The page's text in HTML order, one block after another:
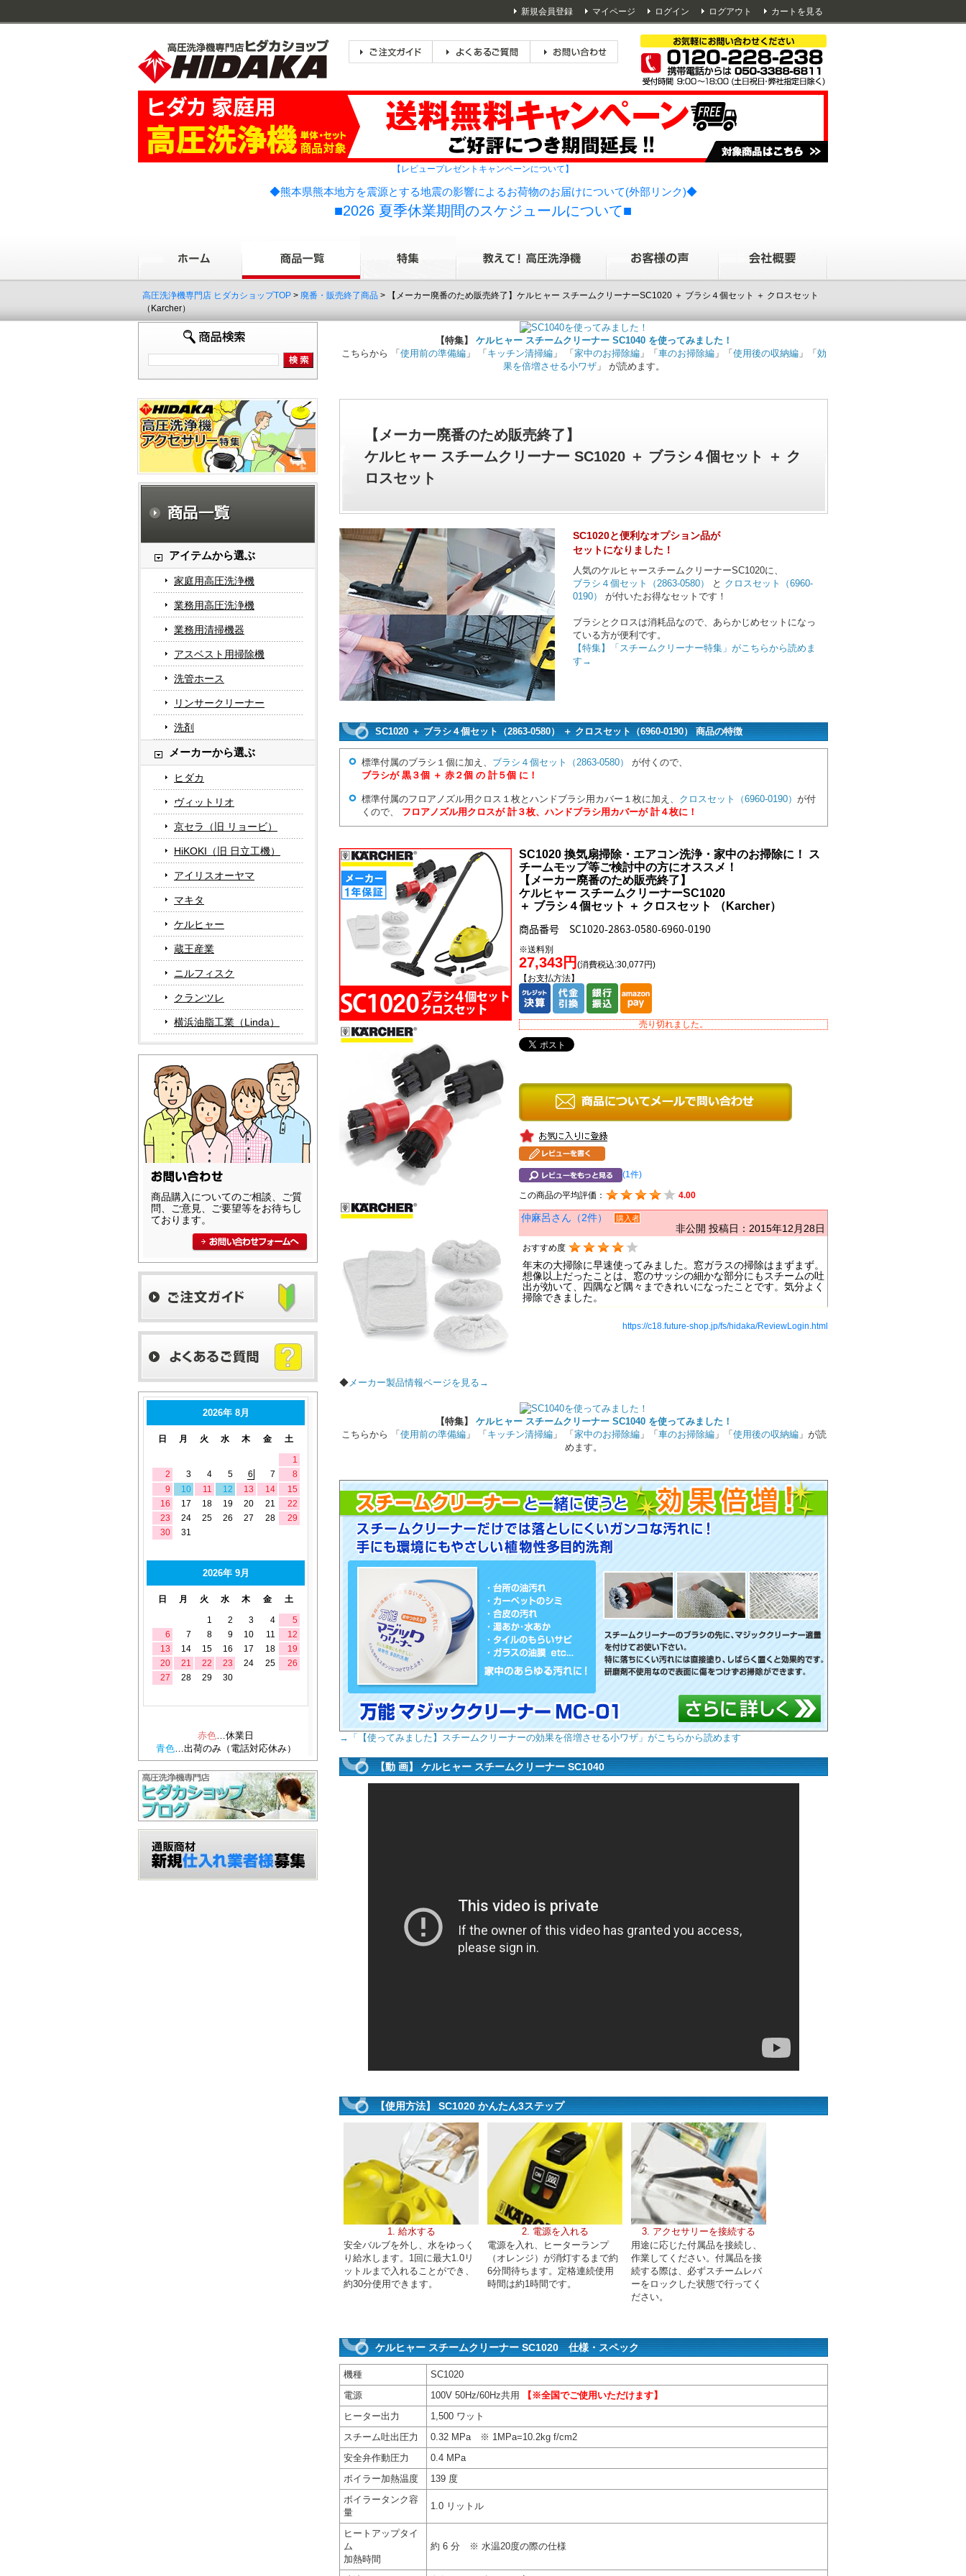
新規会員登録 マイページ ログイン ログアウト カートを見る
【レビュープレゼントキャンペーンについて】
◆熊本県熊本地方を震源とする地震の影響によるお荷物のお届けについて(外部リンク)◆
■2026 夏季休業期間のスケジュールについて■
高圧洗浄機専門店 ヒダカショップTOP > 廃番・販売終了商品 > 【メーカー廃番のため販売終了】ケルヒャー スチームクリーナーSC1020 ＋ ブラシ４個セット ＋ クロスセット
（Karcher）
アイテムから選ぶ
家庭用高圧洗浄機
業務用高圧洗浄機
業務用清掃機器
アスベスト用掃除機
洗管ホース
リンサークリーナー
洗剤
メーカーから選ぶ
ヒダカ
ヴィットリオ
京セラ（旧 リョービ）
HiKOKI（旧 日立工機）
アイリスオーヤマ
マキタ
ケルヒャー
蔵王産業
ニルフィスク
クランツレ
横浜油脂工業（Linda）
商品購入についてのご相談、ご質
問、ご意見、ご要望等をお待ちし
ております。
【特集】 ケルヒャー スチームクリーナー SC1040 を使ってみました！
こちらから 「 使用前の準備編」 「 キッチン清掃編」 「 家中のお掃除編」「 車のお掃除編」「 使用後の収納編」「 効
果を倍増させる小ワザ」 が読めます。
【メーカー廃番のため販売終了】
ケルヒャー スチームクリーナー SC1020 ＋ ブラシ４個セット ＋ ク
ロスセット
SC1020と便利なオプション品が
セットになりました！
人気のケルヒャースチームクリーナーSC1020に、
ブラシ４個セット（2863-0580）
と クロスセット（6960-
0190）
が付いたお得なセットです！
ブラシとクロスは消耗品なので、あらかじめセットになっ
ている方が便利です。
【特集】「スチームクリーナー特集」がこちらから読めま
す→
SC1020 ＋ ブラシ４個セット（2863-0580） ＋ クロスセット（6960-0190） 商品の特徴
標準付属のブラシ１個に加え、 ブラシ４個セット（2863-0580）
が付くので、
ブラシが 黒３個 ＋ 赤２個 の 計５個 に！
標準付属のフロアノズル用クロス１枚とハンドブラシ用カバー１枚に加え、 クロスセット（6960-0190） が付
くので、 フロアノズル用クロスが 計３枚、ハンドブラシ用カバーが 計４枚に！
SC1020 換気扇掃除・エアコン洗浄・家中のお掃除に！ ス
チームモップ等ご検討中の方にオススメ！
【メーカー廃番のため販売終了】
ケルヒャー スチームクリーナーSC1020
＋ ブラシ４個セット ＋ クロスセット （Karcher）
商品番号 SC1020-2863-0580-6960-0190
※送料別
27,343円 (消費税込:30,077円)
【お支払方法】
売り切れました。
(1件)
この商品の平均評価： 4.00
仲麻呂さん（2件） 購入者
非公開 投稿日：2015年12月28日
おすすめ度
年末の大掃除に早速使ってみました。窓ガラスの掃除はまずまず。
想像以上だったことは、窓のサッシの細かな部分にもスチームの吐
出が効いて、四隅など隅々まできれいになったことです。気分よく
掃除できました。
https://c18.future-shop.jp/fs/hidaka/ReviewLogin.html
◆メーカー製品情報ページを見る→
【特集】 ケルヒャー スチームクリーナー SC1040 を使ってみました！
こちらから 「 使用前の準備編」 「 キッチン清掃編」 「 家中のお掃除編」「 車のお掃除編」「 使用後の収納編」が読
めます。
→「【使ってみました】スチームクリーナーの効果を倍増させる小ワザ」がこちらから読めます
【動 画】 ケルヒャー スチームクリーナー SC1040
【使用方法】 SC1020 かんたん3ステップ
1. 給水する
安全バルブを外し、水をゆっく
り給水します。1回に最大1.0リ
ットルまで入れることができ、
約30分使用できます。
2. 電源を入れる
電源を入れ、ヒーターランプ
（オレンジ）が消灯するまで約
6分間待ちます。定格連続使用
時間は約1時間です。
3. アクセサリーを接続する
用途に応じた付属品を接続し、
作業してください。付属品を接
続する際は、必ずスチームレバ
ーをロックした状態で行ってく
ださい。
ケルヒャー スチームクリーナー SC1020 仕様・スペック
機種
SC1020
電源
100V 50Hz/60Hz共用
【※全国でご使用いただけます】
ヒーター出力
1,500 ワット
スチーム吐出圧力
0.32 MPa ※ 1MPa=10.2kg f/cm2
安全弁作動圧力
0.4 MPa
ボイラー加熱温度
139 度
ボイラータンク容
量
1.0 リットル
ヒートアップタイ
ム
加熱時間
約 6 分 ※ 水温20度の際の仕様